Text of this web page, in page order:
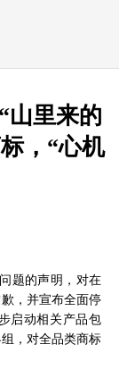
山里来的
，“心机
题的声明，对在
，并宣布全面停
启动相关产品包
，对全品类商标